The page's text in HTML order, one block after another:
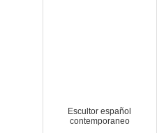
Escultor español
contemporaneo